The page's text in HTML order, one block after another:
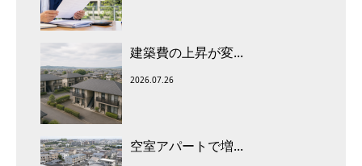
建築費の上昇が変...
2026.07.26
空室アパートで増...